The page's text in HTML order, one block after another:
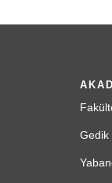
Gedik